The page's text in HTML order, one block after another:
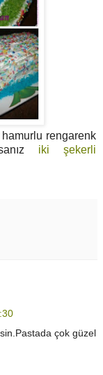
rengarenk
iki şekerli
çok güzel